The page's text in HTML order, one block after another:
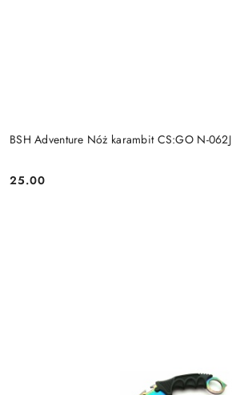
BSH Adventure Nóż karambit CS:GO N-062J
Cena:
25.00